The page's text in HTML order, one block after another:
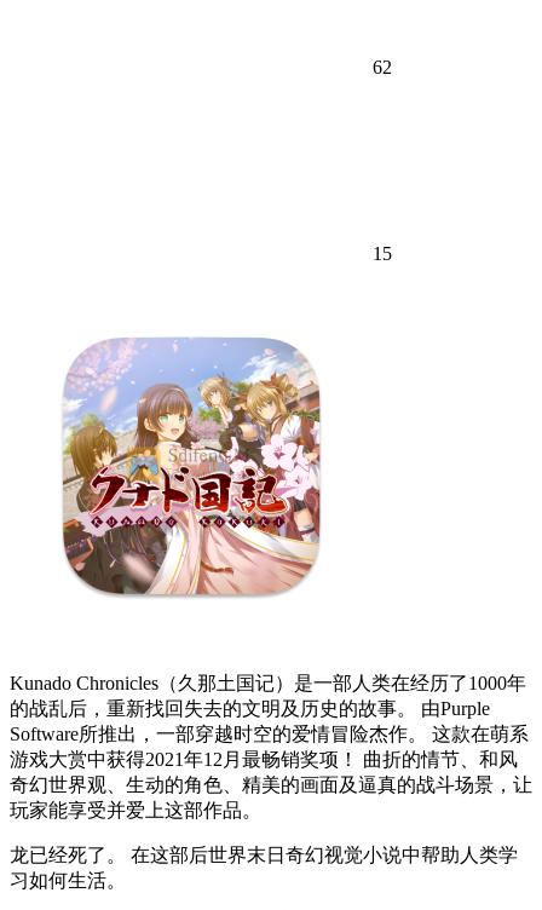
62
15
Kunado Chronicles（久那土国记）是一部人类在经历了1000年
的战乱后，重新找回失去的文明及历史的故事。 由Purple
Software所推出，一部穿越时空的爱情冒险杰作。 这款在萌系
游戏大赏中获得2021年12月最畅销奖项！ 曲折的情节、和风
奇幻世界观、生动的角色、精美的画面及逼真的战斗场景，让
玩家能享受并爱上这部作品。
龙已经死了。 在这部后世界末日奇幻视觉小说中帮助人类学
习如何生活。